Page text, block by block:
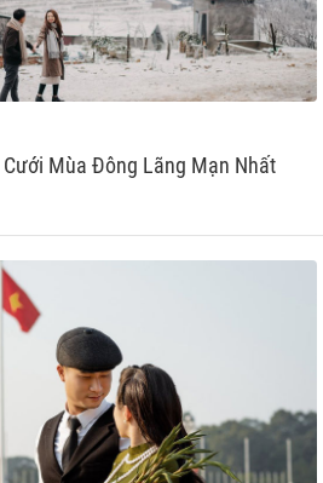
Mùa Đông Lãng Mạn Nhất